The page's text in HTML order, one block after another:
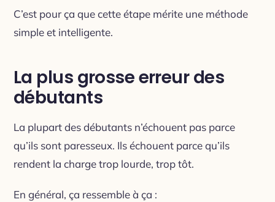
C’est pour ça que cette étape mérite une méthode
simple et intelligente.
La plus grosse erreur des
débutants
La plupart des débutants n’échouent pas parce
qu’ils sont paresseux. Ils échouent parce qu’ils
rendent la charge trop lourde, trop tôt.
En général, ça ressemble à ça :